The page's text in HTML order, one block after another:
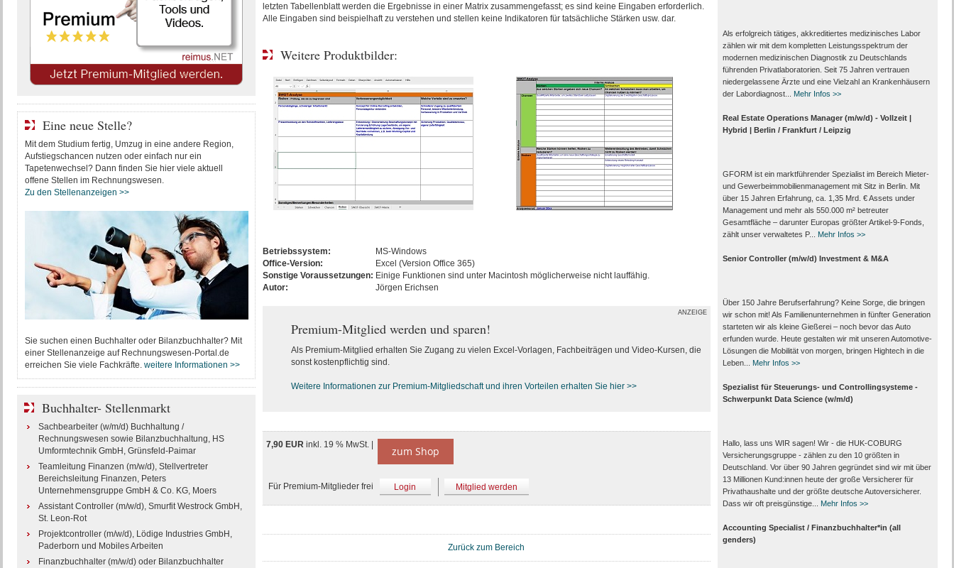
letzten Tabellenblatt werden die Ergebnisse in einer Matrix zusammengefasst; es sind keine Eingaben erforderlich.
Alle Eingaben sind beispielhaft zu verstehen und stellen keine Indikatoren für tatsächliche Stärken usw. dar.
Weitere Produktbilder:
Betriebssystem:
MS-Windows
Office-Version:
Excel (Version Office 365)
Sonstige Voraussetzungen: Einige Funktionen sind unter Macintosh möglicherweise nicht lauffähig.
Autor:
Jörgen Erichsen
ANZEIGE
Premium-Mitglied werden und sparen!
Als Premium-Mitglied erhalten Sie Zugang zu vielen Excel-Vorlagen, Fachbeiträgen und Video-Kursen, die
sonst kostenpflichtig sind.
Weitere Informationen zur Premium-Mitgliedschaft und ihren Vorteilen erhalten Sie hier >>
7,90 EUR inkl. 19 % MwSt. | zum Shop
Für Premium-Mitglieder frei Login Mitglied werden
Zurück zum Bereich
Eine neue Stelle?
Mit dem Studium fertig, Umzug in eine andere Region,
Aufstiegschancen nutzen oder einfach nur ein
Tapetenwechsel? Dann finden Sie hier viele aktuell
offene Stellen im Rechnungswesen.
Zu den Stellenanzeigen >>
Sie suchen einen Buchhalter oder Bilanzbuchhalter? Mit
einer Stellenanzeige auf Rechnungswesen-Portal.de
erreichen Sie viele Fachkräfte. weitere Informationen >>
Buchhalter- Stellenmarkt
Sachbearbeiter (w/m/d) Buchhaltung /
Rechnungswesen sowie Bilanzbuchhaltung, HS
Umformtechnik GmbH, Grünsfeld-Paimar
Teamleitung Finanzen (m/w/d), Stellvertreter
Bereichsleitung Finanzen, Peters
Unternehmensgruppe GmbH & Co. KG, Moers
Assistant Controller (m/w/d), Smurfit Westrock GmbH,
St. Leon-Rot
Projektcontroller (m/w/d), Lödige Industries GmbH,
Paderborn und Mobiles Arbeiten
Finanzbuchhalter (m/w/d) oder Bilanzbuchhalter
Als erfolgreich tätiges, akkreditiertes medizinisches Labor
zählen wir mit dem kompletten Leistungs­spektrum der
modernen medizinischen Diagnostik zu Deutschlands
führenden Privat­laboratorien. Seit 75 Jahren vertrauen
nieder­gelassene Ärzte und eine Vielzahl an Kranken­häusern
der Labor­diagnost...
Mehr Infos >>
Real Estate Operations Manager (m/w/d) - Vollzeit |
Hybrid | Berlin / Frankfurt / Leipzig
GFORM ist ein marktführender Spezialist im Bereich Mieter-
und Gewerbeimmobilienmanagement mit Sitz in Berlin. Mit
über 15 Jahren Erfahrung, ca. 1,35 Mrd. € Assets under
Management und mehr als 550.000 m² betreuter
Gesamtfläche – darunter Europas größter Artikel-9-Fonds,
zählt unser verwaltetes P...
Mehr Infos >>
Senior Controller (m/w/d) Investment & M&A
Über 150 Jahre Berufserfahrung? Keine Sorge, die bringen
wir schon mit! Als Familienunternehmen in fünfter Generation
starteten wir als kleine Gießerei – noch bevor das Auto
erfunden wurde. Heute gestalten wir mit unseren Automotive-
Lösungen die Mobilität von morgen, bringen Hightech in die
Leben...
Mehr Infos >>
Spezialist für Steuerungs- und Controllingsysteme -
Schwerpunkt Data Science (w/m/d)
Hallo, lass uns WIR sagen! Wir - die HUK-COBURG
Versicherungsgruppe - zählen zu den 10 größten in
Deutschland. Vor über 90 Jahren gegründet sind wir mit über
13 Millionen Kund:innen heute der große Versicherer für
Privathaushalte und der größte deutsche Autoversicherer.
Dass wir oft preisgünstige...
Mehr Infos >>
Accounting Specialist / Finanzbuchhalter*in (all
genders)